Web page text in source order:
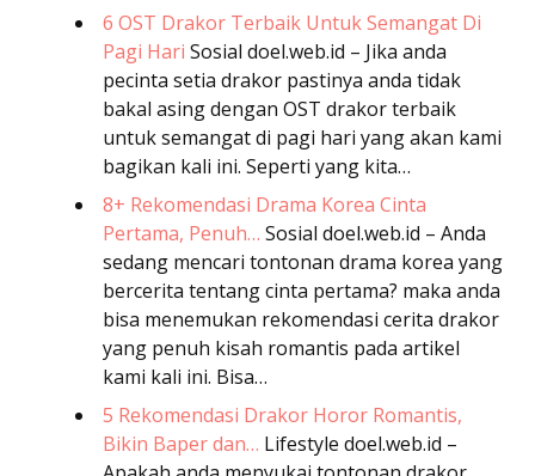
6 OST Drakor Terbaik Untuk Semangat Di
Pagi Hari Sosial doel.web.id – Jika anda
pecinta setia drakor pastinya anda tidak
bakal asing dengan OST drakor terbaik
untuk semangat di pagi hari yang akan kami
bagikan kali ini. Seperti yang kita…
8+ Rekomendasi Drama Korea Cinta
Pertama, Penuh… Sosial doel.web.id – Anda
sedang mencari tontonan drama korea yang
bercerita tentang cinta pertama? maka anda
bisa menemukan rekomendasi cerita drakor
yang penuh kisah romantis pada artikel
kami kali ini. Bisa…
5 Rekomendasi Drakor Horor Romantis,
Bikin Baper dan… Lifestyle doel.web.id –